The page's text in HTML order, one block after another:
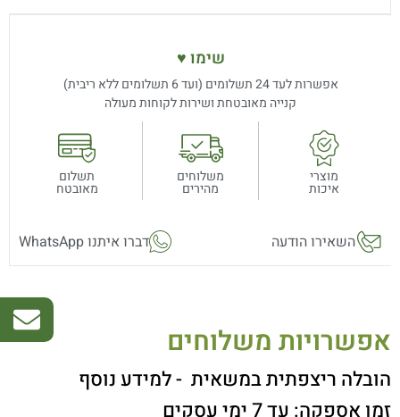
שימו ♥
אפשרות לעד 24 תשלומים (ועד 6 תשלומים ללא ריבית)
קנייה מאובטחת ושירות לקוחות מעולה
מוצרי
איכות
משלוחים
מהירים
תשלום
מאובטח
השאירו הודעה דברו איתנו WhatsApp
אפשרויות משלוחים
הובלה ריצפתית במשאית - למידע נוסף
זמן אספקה: עד 7 ימי עסקים